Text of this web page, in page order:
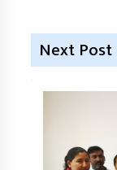
Next Post